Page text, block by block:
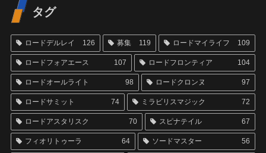
タグ
ロードデルレイ 126 募集 119 ロードマイライフ 109
ロードフォアエース 107 ロードフロンティア 104
ロードオールライト 98 ロードクロンヌ 97
ロードサミット 74 ミラビリスマジック 72
ロードアスタリスク 70 スピナテイル 67
フィオリトゥーラ 64 ソードマスター 56